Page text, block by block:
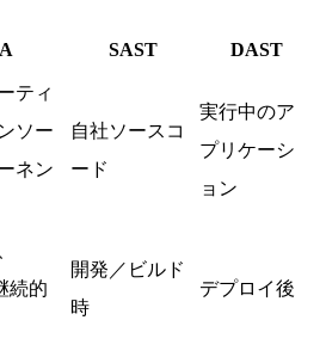
SAST DAST
ティ
ソー
ネン
自社ソースコ
ード
実行中のア
プリケーシ
ョン
続的
開発／ビルド
時
デプロイ後